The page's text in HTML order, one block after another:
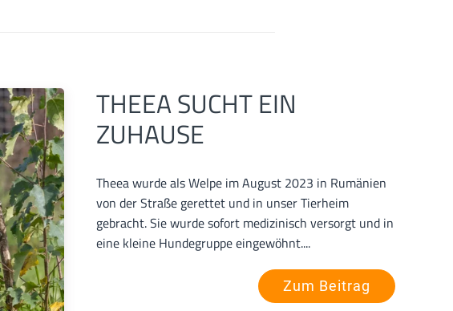
THEEA SUCHT EIN
ZUHAUSE
Theea wurde als Welpe im August 2023 in Rumänien
von der Straße gerettet und in unser Tierheim
gebracht. Sie wurde sofort medizinisch versorgt und in
eine kleine Hundegruppe eingewöhnt....
Zum Beitrag